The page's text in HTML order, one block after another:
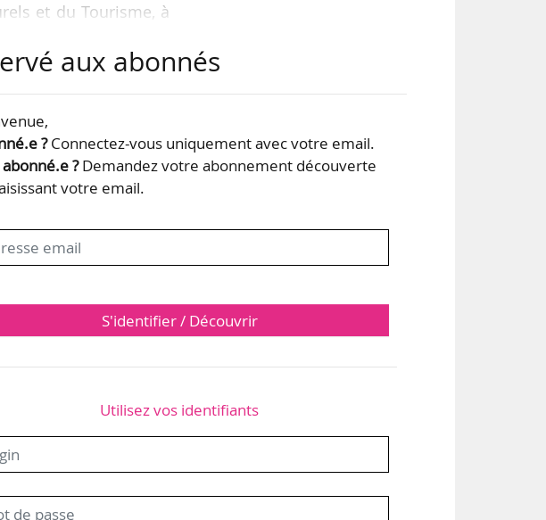
et du Tourisme, à
jeune de 18 ans et lui
aux abonnés
?Connectez-vous uniquement avec votre email.
?Demandez votre abonnement découverte
votre email.
S'identifier / Découvrir
Utilisez vos identifiants